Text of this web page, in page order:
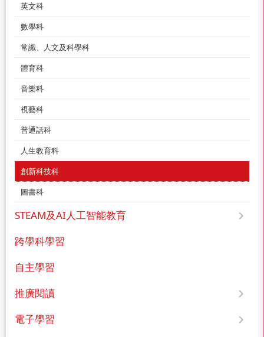
英文科
數學科
常識、人文及科學科
體育科
音樂科
視藝科
普通話科
人生教育科
創新科技科
圖書科
STEAM及AI人工智能教育
跨學科學習
自主學習
推廣閱讀
電子學習